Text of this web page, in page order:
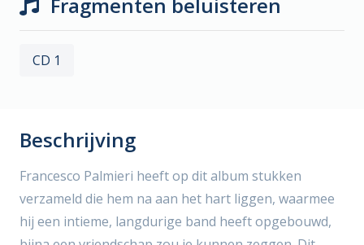
Beschrijving
Francesco Palmieri heeft op dit album stukken
verzameld die hem na aan het hart liggen, waarmee
hij een intieme, langdurige band heeft opgebouwd,
CD 1